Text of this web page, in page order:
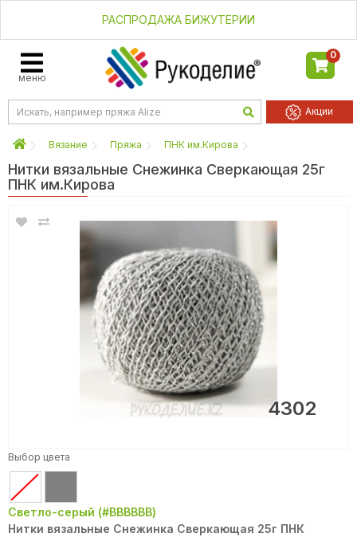
РАСПРОДАЖА БИЖУТЕРИИ
меню
0
Акции
Вязание Пряжа ПНК им.Кирова
Нитки вязальные Снежинка Сверкающая 25г
ПНК им.Кирова
4302
Выбор цвета
Светло-серый (#BBBBBB)
Нитки вязальные Снежинка Сверкающая 25г ПНК